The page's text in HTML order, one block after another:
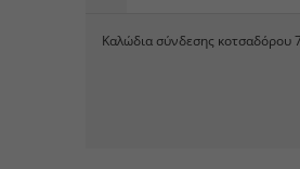
Καλώδια σύνδεσης